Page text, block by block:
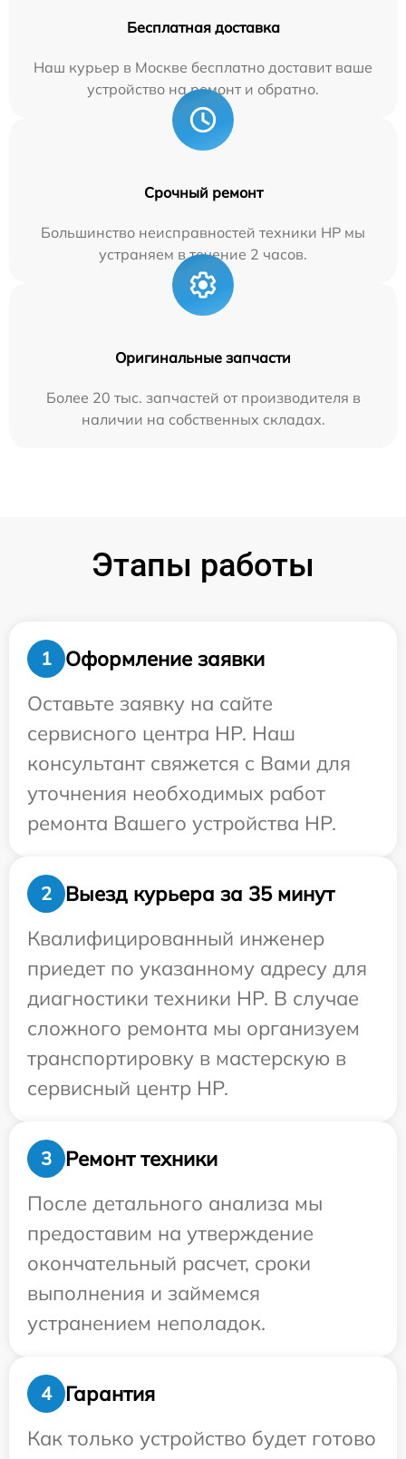
Бесплатная доставка
Наш курьер в Москве бесплатно доставит ваше
устройство на ремонт и обратно.
Срочный ремонт
Большинство неисправностей техники HP мы
устраняем в течение 2 часов.
Оригинальные запчасти
Более 20 тыс. запчастей от производителя в
наличии на собственных складах.
Этапы работы
1
Оформление заявки
Оставьте заявку на сайте
сервисного центра HP. Наш
консультант свяжется с Вами для
уточнения необходимых работ
ремонта Вашего устройства HP.
2
Выезд курьера за 35 минут
Квалифицированный инженер
приедет по указанному адресу для
диагностики техники HP. В случае
сложного ремонта мы организуем
транспортировку в мастерскую в
сервисный центр HP.
3
Ремонт техники
После детального анализа мы
предоставим на утверждение
окончательный расчет, сроки
выполнения и займемся
устранением неполадок.
4
Гарантия
Как только устройство будет готово